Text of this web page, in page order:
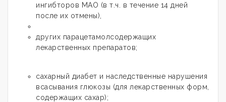
ингибторов МАО (в т.ч. в течение 14 дней
после их отмены),
других парацетамолсодержащих
лекарственных препаратов;
сахарный диабет и наследственные нарушения
всасывания глюкозы (для лекарственных форм,
содержащих сахар);